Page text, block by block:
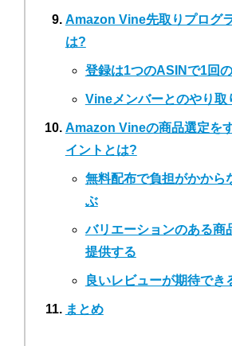
Amazon Vine先取りプログ
は?
登録は1つのASINで1回
Vineメンバーとのやり取
Amazon Vineの商品選定を
イントとは?
無料配布で負担がかから
ぶ
バリエーションのある商
提供する
良いレビューが期待でき
まとめ